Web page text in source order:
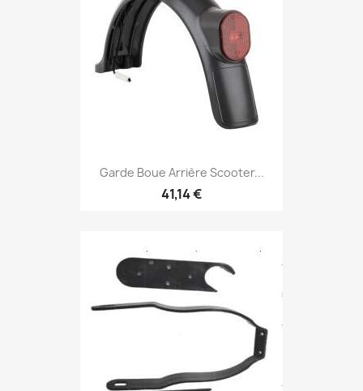
Garde Boue Arrière Scooter...
41,14 €